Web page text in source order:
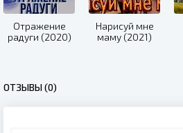
Отражение
радуги (2020)
Нарисуй мне
маму (2021)
ОТЗЫВЫ (0)